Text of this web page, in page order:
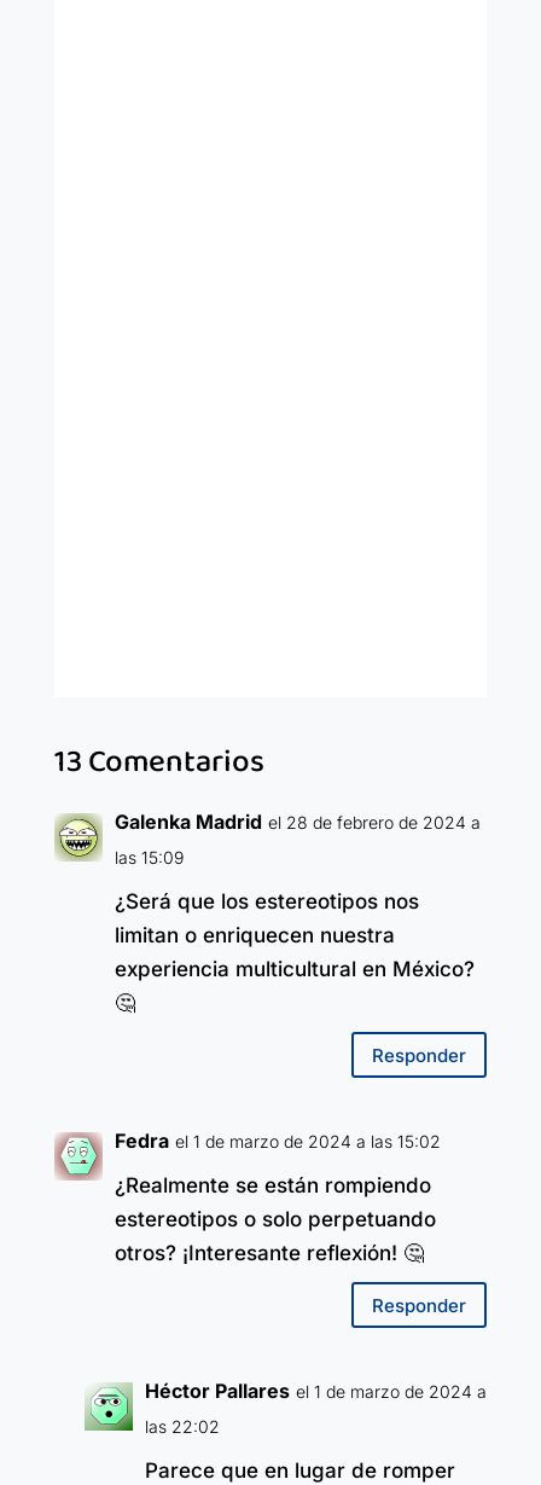
13 Comentarios
Galenka Madrid el 28 de febrero de 2024 a
las 15:09
¿Será que los estereotipos nos
limitan o enriquecen nuestra
experiencia multicultural en México?
🤔
Responder
Fedra el 1 de marzo de 2024 a las 15:02
¿Realmente se están rompiendo
estereotipos o solo perpetuando
otros? ¡Interesante reflexión! 🤔
Responder
Héctor Pallares el 1 de marzo de 2024 a
las 22:02
Parece que en lugar de romper